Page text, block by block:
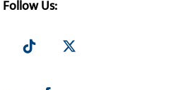
Follow Us: